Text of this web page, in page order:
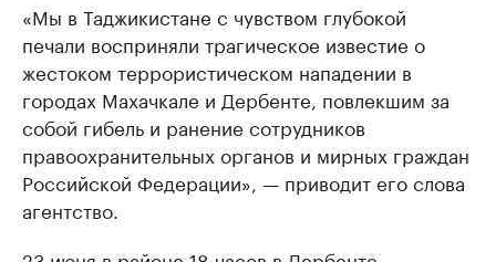
«Мы в Таджикистане с чувством глубокой
печали восприняли трагическое известие о
жестоком террористическом нападении в
городах Махачкале и Дербенте, повлекшим за
собой гибель и ранение сотрудников
правоохранительных органов и мирных граждан
Российской Федерации», — приводит его слова
агентство.